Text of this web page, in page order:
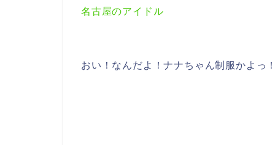
名古屋のアイドル
おい！なんだよ！ナナちゃん制服かよっ